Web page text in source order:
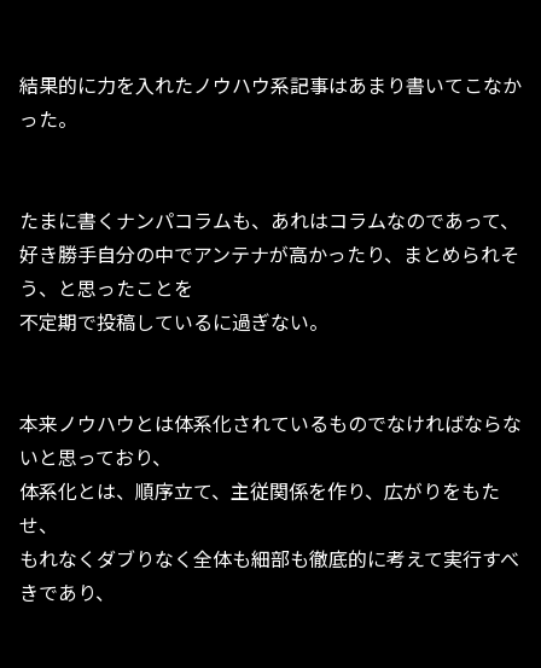
結果的に力を入れたノウハウ系記事はあまり書いてこなか
った。
たまに書くナンパコラムも、あれはコラムなのであって、
好き勝手自分の中でアンテナが高かったり、まとめられそ
う、と思ったことを
不定期で投稿しているに過ぎない。
本来ノウハウとは体系化されているものでなければならな
いと思っており、
体系化とは、順序立て、主従関係を作り、広がりをもた
せ、
もれなくダブりなく全体も細部も徹底的に考えて実行すべ
きであり、